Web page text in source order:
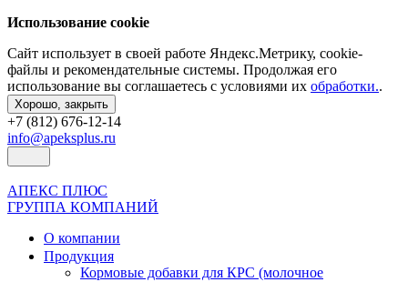
Использование cookie
Сайт использует в своей работе Яндекс.Метрику, cookie-
файлы и рекомендательные системы. Продолжая его
использование вы соглашаетесь с условиями их обработки..
Хорошо, закрыть
+7 (812) 676-12-14
info@apeksplus.ru
АПЕКС ПЛЮС
ГРУППА КОМПАНИЙ
О компании
Продукция
Кормовые добавки для КРС (молочное